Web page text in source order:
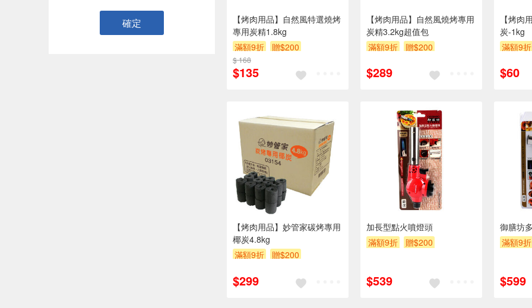
確定
【烤肉用品】自然風特選燒烤
專用炭精1.8kg
滿額9折
贈$200
$ 168
$135
【烤肉用品】自然風燒烤專用
炭精3.2kg超值包
滿額9折
贈$200
$289
【烤肉
炭-1kg
滿額9折
$60
【烤肉用品】妙管家碳烤專用
椰炭4.8kg
滿額9折
贈$200
$299
加長型點火噴燈頭
滿額9折
贈$200
$539
御膳坊
滿額9折
$599